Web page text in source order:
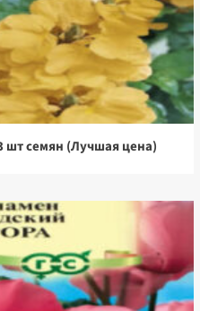
шт семян (Лучшая цена)